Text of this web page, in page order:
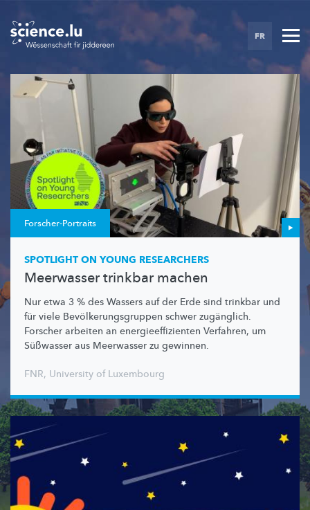
main
FR
Forscher-Portraits
SPOTLIGHT ON YOUNG RESEARCHERS
Meerwasser trinkbar machen
Nur etwa 3 % des Wassers auf der Erde sind trinkbar und
für viele Bevölkerungsgruppen schwer zugänglich.
Forscher arbeiten an energieeffizienten Verfahren, um
Süßwasser aus Meerwasser zu gewinnen.
FNR, University of Luxembourg